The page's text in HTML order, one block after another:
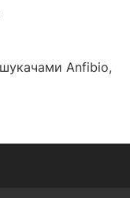
Anfibio,